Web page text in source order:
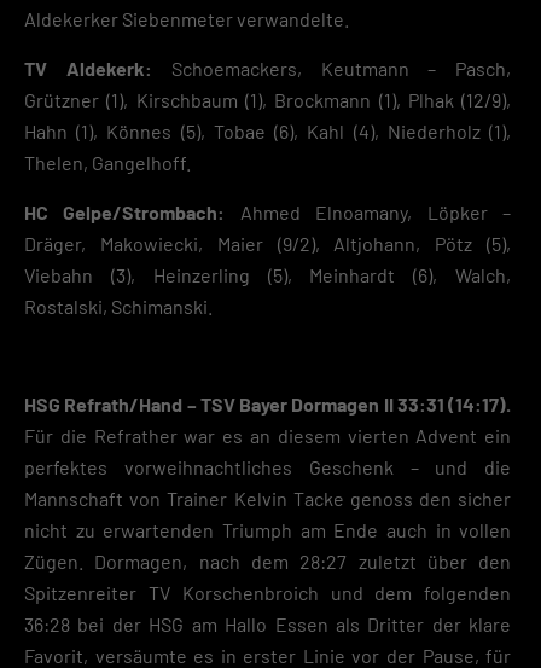
Aldekerker Siebenmeter verwandelte.
TV Aldekerk: Schoemackers, Keutmann – Pasch,
Grützner (1), Kirschbaum (1), Brockmann (1), Plhak (12/9),
Hahn (1), Könnes (5), Tobae (6), Kahl (4), Niederholz (1),
Thelen, Gangelhoff.
HC Gelpe/Strombach:
Ahmed Elnoamany, Löpker –
Dräger, Makowiecki, Maier (9/2), Altjohann, Pötz (5),
Viebahn (3), Heinzerling (5), Meinhardt (6), Walch,
Rostalski, Schimanski.
HSG Refrath/Hand – TSV Bayer Dormagen II 33:31 (14:17).
Für die Refrather war es an diesem vierten Advent ein
perfektes vorweihnachtliches Geschenk – und die
Mannschaft von Trainer Kelvin Tacke genoss den sicher
nicht zu erwartenden Triumph am Ende auch in vollen
Zügen. Dormagen, nach dem 28:27 zuletzt über den
Spitzenreiter TV Korschenbroich und dem folgenden
36:28 bei der HSG am Hallo Essen als Dritter der klare
Favorit, versäumte es in erster Linie vor der Pause, für